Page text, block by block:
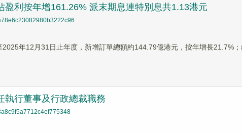
利按年增161.26% 派末期息連特別息共1.13港元
2025年12月31日止年度，新增訂單總額約144.79億港元，按年增長21.7%
執行董事及行政總裁職務